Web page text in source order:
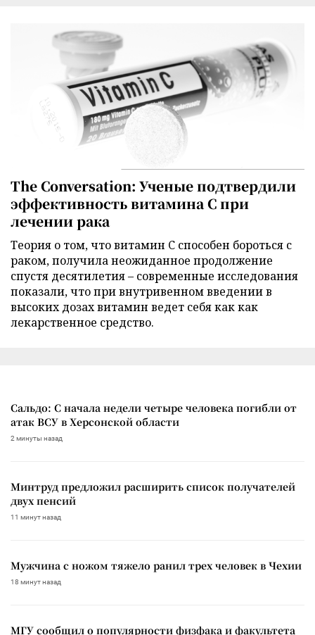
The Conversation: Ученые подтвердили
эффективность витамина C при
лечении рака
Теория о том, что витамин C способен бороться с
раком, получила неожиданное продолжение
спустя десятилетия – современные исследования
показали, что при внутривенном введении в
высоких дозах витамин ведет себя как как
лекарственное средство.
Сальдо: С начала недели четыре человека погибли от
атак ВСУ в Херсонской области
2 минуты назад
Минтруд предложил расширить список получателей
двух пенсий
11 минут назад
Мужчина с ножом тяжело ранил трех человек в Чехии
18 минут назад
МГУ сообщил о популярности физфака и факультета